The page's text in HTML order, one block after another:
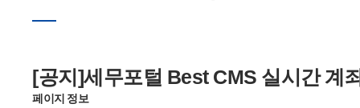
[공지]세무포털 Best CMS 실시간 계
페이지 정보